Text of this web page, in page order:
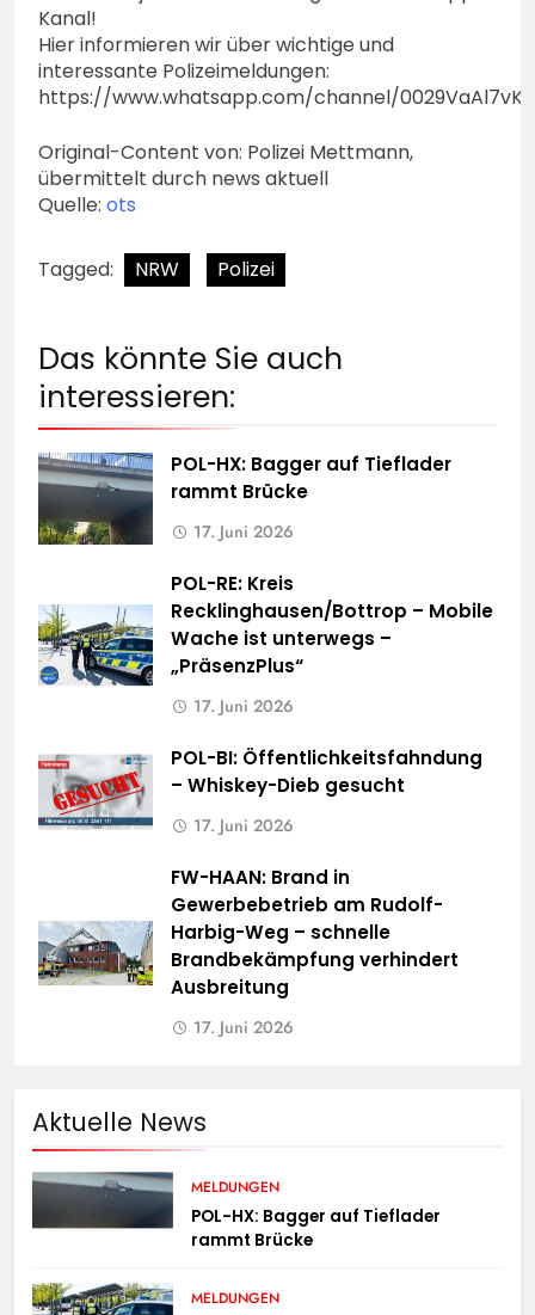
Kanal!
Hier informieren wir über wichtige und
interessante Polizeimeldungen:
https://www.whatsapp.com/channel/
Original-Content von: Polizei Mettmann,
übermittelt durch news aktuell
Quelle: ots
Tagged: NRW Polizei
Das könnte Sie auch
interessieren:
POL-HX: Bagger auf Tieflader
rammt Brücke
17. Juni 2026
POL-RE: Kreis
Recklinghausen/Bottrop – Mobile
Wache ist unterwegs –
„PräsenzPlus“
17. Juni 2026
POL-BI: Öffentlichkeitsfahndung
– Whiskey-Dieb gesucht
17. Juni 2026
FW-HAAN: Brand in
Gewerbebetrieb am Rudolf-
Harbig-Weg – schnelle
Brandbekämpfung verhindert
Ausbreitung
17. Juni 2026
Aktuelle News
MELDUNGEN
POL-HX: Bagger auf Tieflader
rammt Brücke
MELDUNGEN